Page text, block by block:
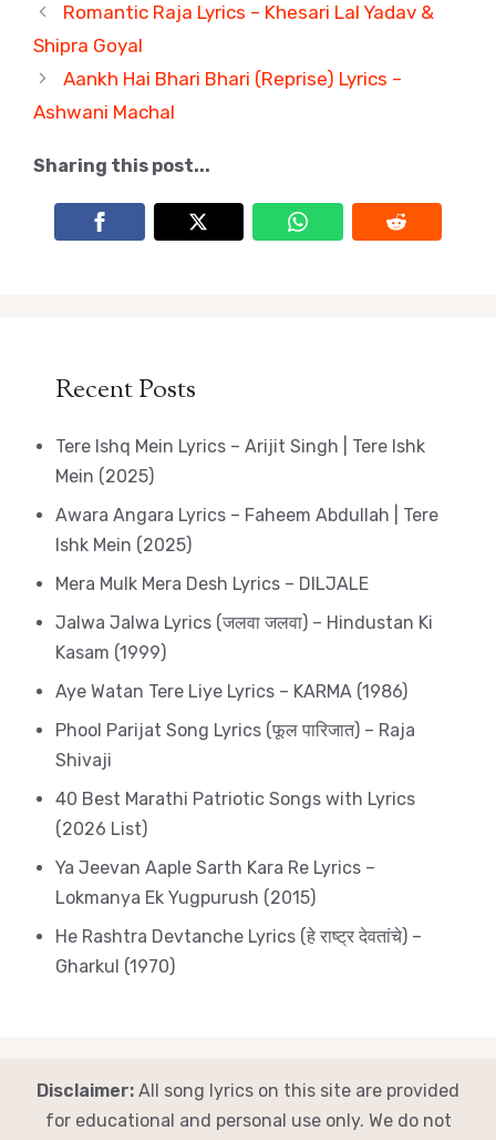
Romantic Raja Lyrics – Khesari Lal Yadav &
Shipra Goyal
Aankh Hai Bhari Bhari (Reprise) Lyrics –
Ashwani Machal
Sharing this post...
Recent Posts
Tere Ishq Mein Lyrics – Arijit Singh | Tere Ishk
Mein (2025)
Awara Angara Lyrics – Faheem Abdullah | Tere
Ishk Mein (2025)
Mera Mulk Mera Desh Lyrics – DILJALE
Jalwa Jalwa Lyrics (जलवा जलवा) – Hindustan Ki
Kasam (1999)
Aye Watan Tere Liye Lyrics – KARMA (1986)
Phool Parijat Song Lyrics (फूल पारिजात) – Raja
Shivaji
40 Best Marathi Patriotic Songs with Lyrics
(2026 List)
Ya Jeevan Aaple Sarth Kara Re Lyrics –
Lokmanya Ek Yugpurush (2015)
He Rashtra Devtanche Lyrics (हे राष्ट्र देवतांचे) –
Gharkul (1970)
Disclaimer: All song lyrics on this site are provided
for educational and personal use only. We do not